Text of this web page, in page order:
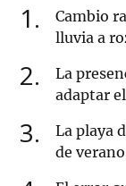
1
Cambio
lluvia a
2
La
adaptar
3
La playa
de verano